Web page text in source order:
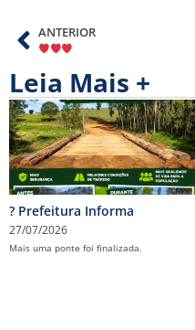
ANTERIOR
Leia Mais +
? Prefeitura Informa
27/07/2026
Mais uma ponte foi finalizada.